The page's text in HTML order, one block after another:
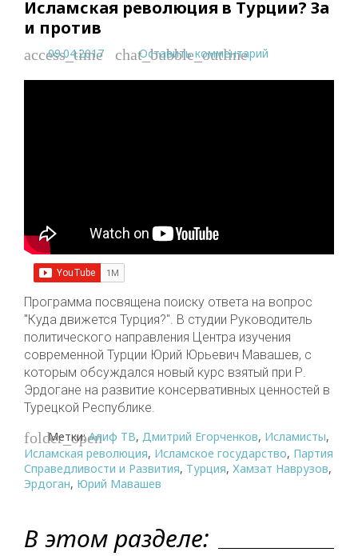
Исламская революция в Турции? За
и против
access_time
09.04.2017 chat_bubble_outline
Оставить комментарий
Программа посвящена поиску ответа на вопрос
"Куда движется Турция?". В студии Руководитель
политического направления Центра изучения
современной Турции Юрий Юрьевич Мавашев, с
которым обсуждался новый курс взятый при Р.
Эрдогане на развитие консервативных ценностей в
Турецкой Республике.
folder_open
Метки:Алиф ТВ, Дмитрий Егорченков, Исламисты,
Исламская революция, Исламское государство, Партия
Справедливости и Развития, Турция, Хамзат Наврузов,
Эрдоган, Юрий Мавашев
В этом разделе: